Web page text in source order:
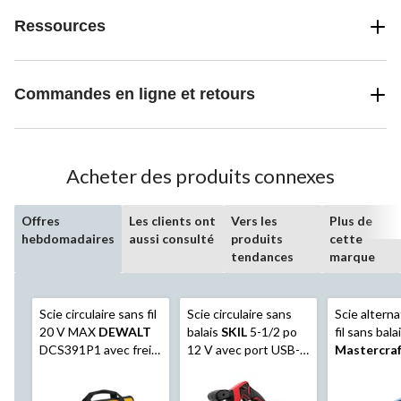
Ressources
Commandes en ligne et retours
Acheter des produits connexes
Offres
hebdomadaires
Les clients ont
aussi consulté
Vers les
produits
tendances
Plus de
cette
marque
Scie circulaire sans fil
20 V MAX DEWALT
DCS391P1 avec frein
Scie circulaire sans
balais SKIL 5-1/2 po
12 V avec port USB-C
PD de 20 W
Scie
fil sans balai